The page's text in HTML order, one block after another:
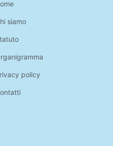
siamo
policy